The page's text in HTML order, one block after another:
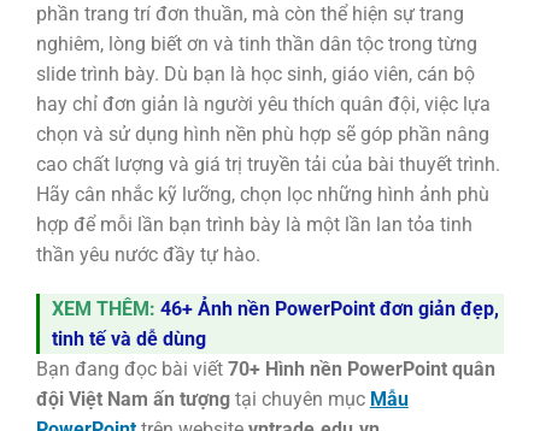
phần trang trí đơn thuần, mà còn thể hiện sự trang
nghiêm, lòng biết ơn và tinh thần dân tộc trong từng
slide trình bày. Dù bạn là học sinh, giáo viên, cán bộ
hay chỉ đơn giản là người yêu thích quân đội, việc lựa
chọn và sử dụng hình nền phù hợp sẽ góp phần nâng
cao chất lượng và giá trị truyền tải của bài thuyết trình.
Hãy cân nhắc kỹ lưỡng, chọn lọc những hình ảnh phù
hợp để mỗi lần bạn trình bày là một lần lan tỏa tinh
thần yêu nước đầy tự hào.
XEM THÊM: 46+ Ảnh nền PowerPoint đơn giản đẹp,
tinh tế và dễ dùng
Bạn đang đọc bài viết 70+ Hình nền PowerPoint quân
đội Việt Nam ấn tượngtại chuyên mục Mẫu